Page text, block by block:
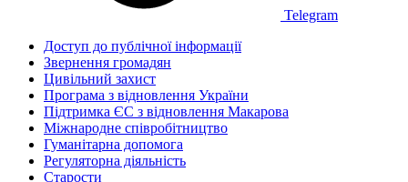
Telegram
Доступ до публічної інформації
Звернення громадян
Цивільний захист
Програма з відновлення України
Підтримка ЄС з відновлення Макарова
Міжнародне співробітництво
Гуманітарна допомога
Регуляторна діяльність
Старости